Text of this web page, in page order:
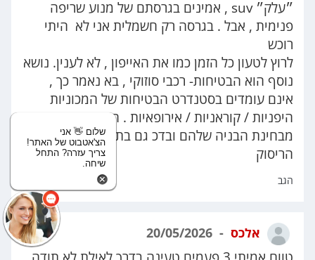
״עלק״ suv , אמינים בגרסתם של מנוע שריפה
פנימית , אבל . בגרסה רק חשמלית אני לא היתי
רוכש
לרוץ לטעון כל הזמן כמו את האייפון , לא לענין. נושא
נוסף הוא הבטיחות- רכבי סוזוקי , בא נאמר כך ,
אינם עומדים בסטנדרט הבטיחות של המכוניות
היפניות / קוראניות / אירופאיות . הם נחותות
מבחינת הבניה שלהם ובדכ גם בתוצאות מבחני
הריסוק
הגב
אלכס
שלום 👋 אני
הצ'אטבוט של האתר!
צריך עזרה? התחל
שיחה.